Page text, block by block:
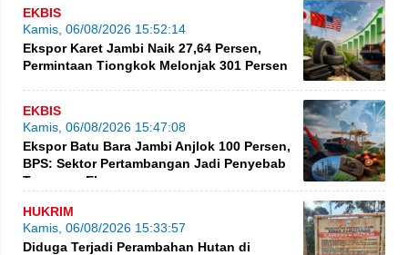
EKBIS
Kamis, 06/08/2026 15:52:14
Ekspor Karet Jambi Naik 27,64 Persen,
Permintaan Tiongkok Melonjak 301 Persen
EKBIS
Kamis, 06/08/2026 15:47:08
Ekspor Batu Bara Jambi Anjlok 100 Persen,
BPS: Sektor Pertambangan Jadi Penyebab
Turunnya Ekspor
HUKRIM
Kamis, 06/08/2026 15:33:57
Diduga Terjadi Perambahan Hutan di